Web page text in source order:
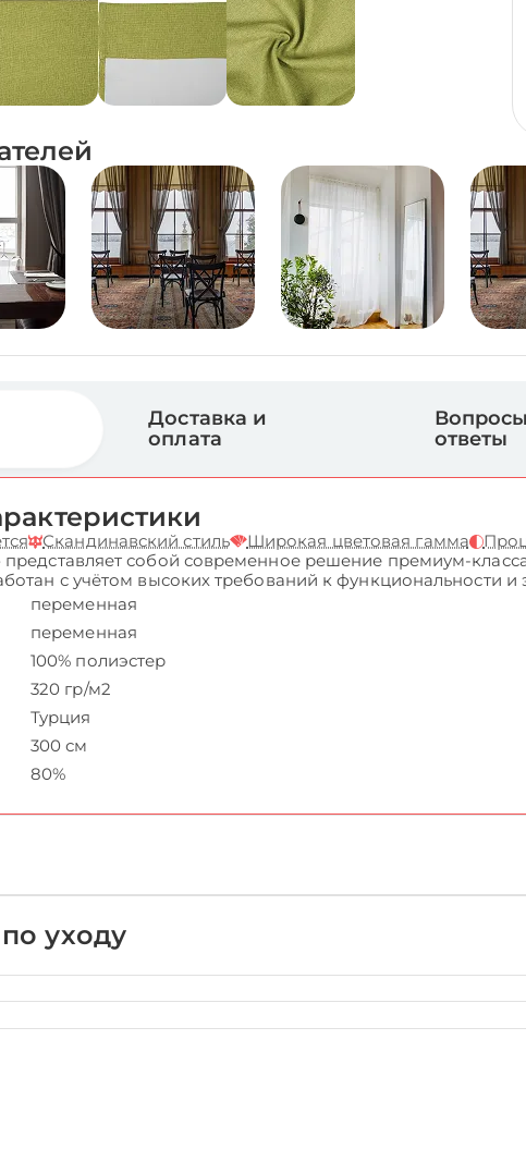
Доставка и
оплата
ответы
Скандинавский стиль Широкая цветовая гамма
собой современное решение премиум-
с учётом высоких требований к функциональности и
переменная
переменная
100% полиэстер
320 гр/м2
Турция
300 см
80%
уходу